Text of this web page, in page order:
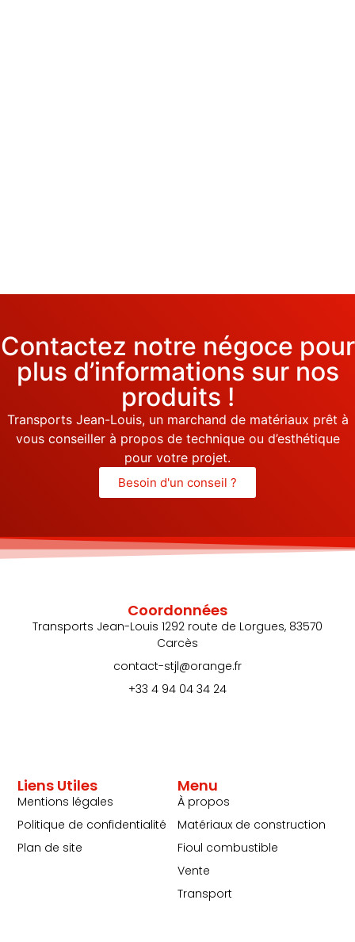
Contactez notre négoce pour
plus d’informations sur nos
produits !
Transports Jean-Louis, un marchand de matériaux prêt à
vous conseiller à propos de technique ou d’esthétique
pour votre projet.
Besoin d'un conseil ?
Menu
À propos
Matériaux de construction
Fioul combustible
Vente
Transport
Liens Utiles
Mentions légales
Politique de confidentialité
Plan de site
Coordonnées
Transports Jean-Louis 1292 route de Lorgues, 83570
Carcès
contact-stjl@orange.fr
+33 4 94 04 34 24